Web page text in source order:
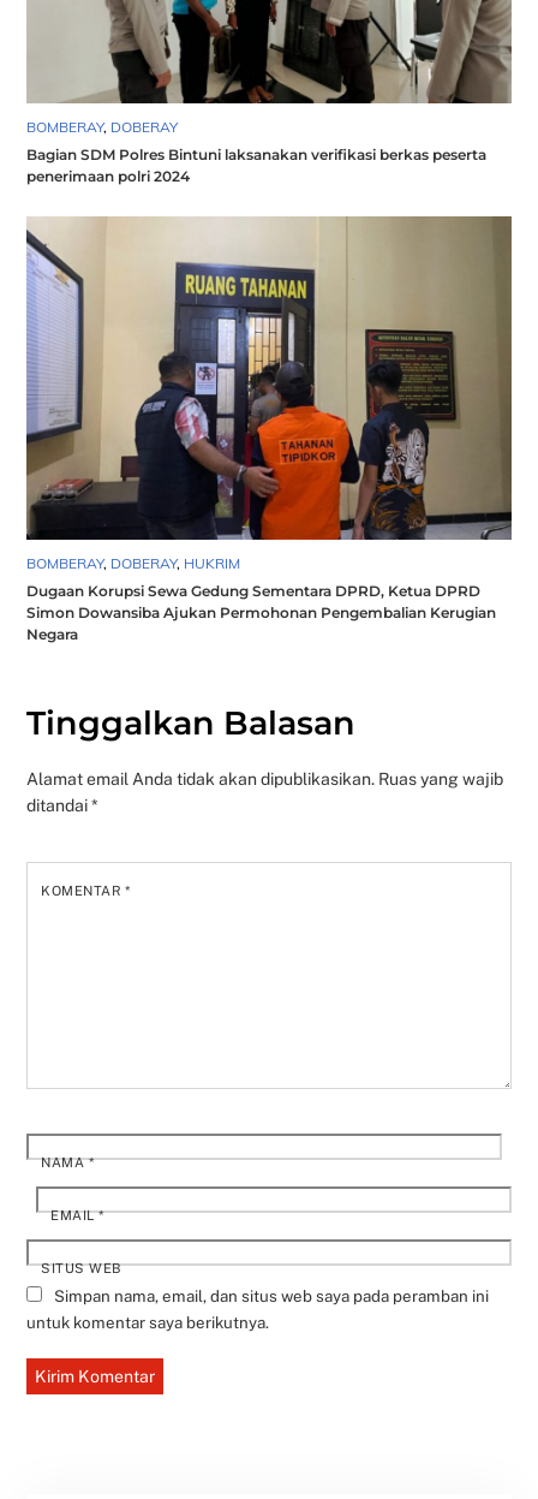
BOMBERAY, DOBERAY
Bagian SDM Polres Bintuni laksanakan verifikasi berkas peserta
penerimaan polri 2024
BOMBERAY, DOBERAY, HUKRIM
Dugaan Korupsi Sewa Gedung Sementara DPRD, Ketua DPRD
Simon Dowansiba Ajukan Permohonan Pengembalian Kerugian
Negara
Tinggalkan Balasan
Alamat email Anda tidak akan dipublikasikan. Ruas yang wajib
ditandai*
KOMENTAR*
NAMA*
EMAIL*
SITUS WEB
Simpan nama, email, dan situs web saya pada peramban ini
untuk komentar saya berikutnya.